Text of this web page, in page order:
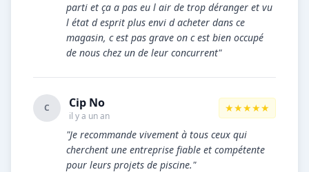
parti et ça a pas eu l air de trop déranger et vu
l état d esprit plus envi d acheter dans ce
magasin, c est pas grave on c est bien occupé
de nous chez un de leur concurrent"
C Cip No
il y a un an
★★★★★
"Je recommande vivement à tous ceux qui
cherchent une entreprise fiable et compétente
pour leurs projets de piscine."